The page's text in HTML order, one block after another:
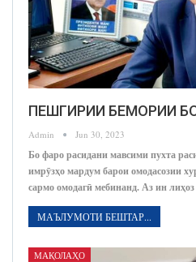
ПЕШГИРИИ БЕМОРИИ
Admin Jun 30, 2023
Бо фаро расидани мавсими пухта
имрӯзҳо мардум барои омодасозии
сармо омодагӣ мебинанд. Аз ин
МАЪЛУМОТИ БЕШТАР...
МАҚОЛАҲО